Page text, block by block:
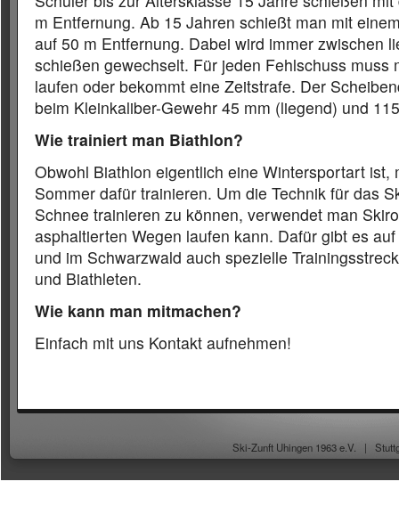
m Entfernung. Ab 15 Jahren schießt man mit
auf 50 m Entfernung. Dabei wird immer zwischen
schießen gewechselt. Für jeden Fehlschuss muss
laufen oder bekommt eine Zeitstrafe. Der
beim Kleinkaliber-Gewehr 45 mm (liegend) und
Wie trainiert man Biathlon?
Obwohl Biathlon eigentlich eine Wintersportart ist,
Sommer dafür trainieren. Um die Technik für das
Schnee trainieren zu können, verwendet man
asphaltierten Wegen laufen kann. Dafür gibt es
und im Schwarzwald auch spezielle
und Biathleten.
Wie kann man mitmachen?
Einfach mit uns Kontakt aufnehmen!
Ski-Zunft Uhingen 1963 e.V. |